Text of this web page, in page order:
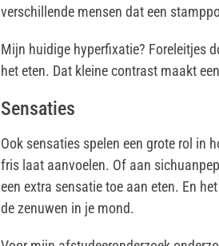
verschillende mensen dat een
Mijn huidige hyperfixatie? Foreleitjes
het eten. Dat kleine contrast maakt
Sensaties
Ook sensaties spelen een grote rol in
fris laat aanvoelen. Of aan
een extra sensatie toe aan eten. En
de zenuwen in je mond.